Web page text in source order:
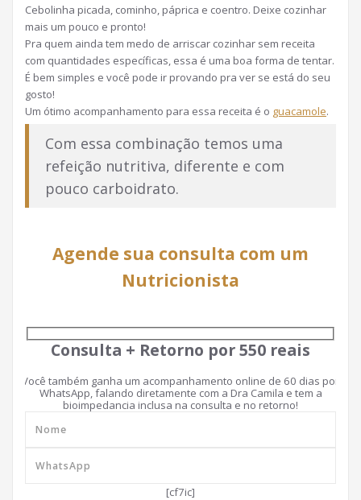
Cebolinha picada, cominho, páprica e coentro. Deixe cozinhar
mais um pouco e pronto!
Pra quem ainda tem medo de arriscar cozinhar sem receita
com quantidades específicas, essa é uma boa forma de tentar.
É bem simples e você pode ir provando pra ver se está do seu
gosto!
Um ótimo acompanhamento para essa receita é o guacamole.
Com essa combinação temos uma
refeição nutritiva, diferente e com
pouco carboidrato.
Agende sua consulta com um
Nutricionista
Consulta + Retorno por 550 reais
Você também ganha um acompanhamento online de 60 dias por
WhatsApp, falando diretamente com a Dra Camila e tem a
bioimpedancia inclusa na consulta e no retorno!
[cf7ic]